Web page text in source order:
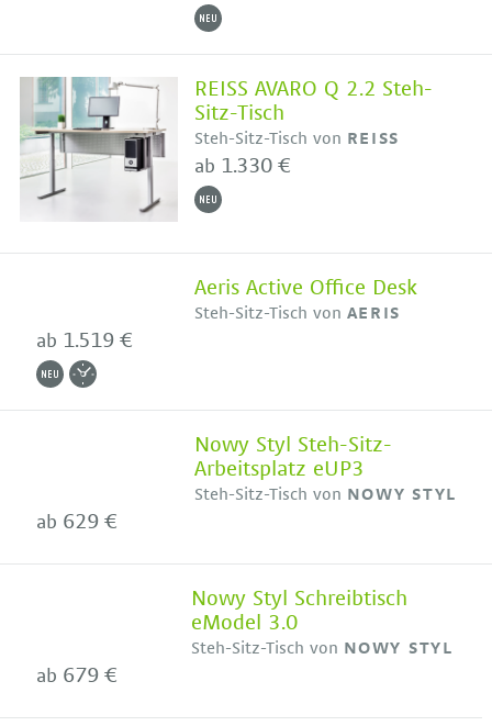
REISS AVARO Q 2.2 Steh-
Sitz-Tisch
Steh-Sitz-Tisch von REISS
ab 1.330 €
Aeris Active Office Desk
Steh-Sitz-Tisch von AERIS
ab 1.519 €
Nowy Styl Steh-Sitz-
Arbeitsplatz eUP3
Steh-Sitz-Tisch von NOWY STYL
ab 629 €
Nowy Styl Schreibtisch
eModel 3.0
Steh-Sitz-Tisch von NOWY STYL
ab 679 €